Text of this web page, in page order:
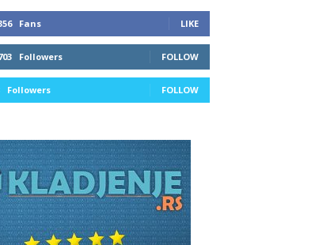
Fans LIKE
Followers FOLLOW
Followers FOLLOW